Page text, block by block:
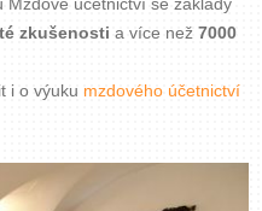
zkušenosti a více než7000
i o výuku mzdového účetnictví